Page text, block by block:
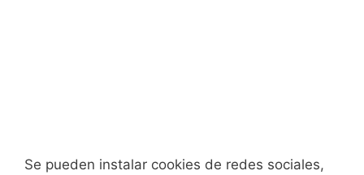
Se pueden instalar cookies de redes sociales,